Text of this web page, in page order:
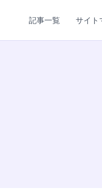
記事一覧 サイト